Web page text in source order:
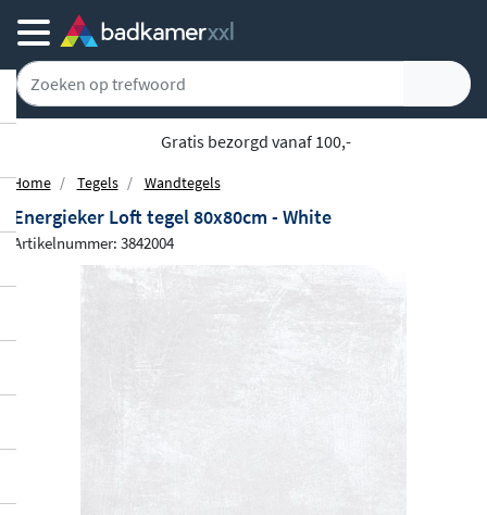
Achteraf of gespreid betalen
Home Tegels Wandtegels
Energieker Loft tegel 80x80cm - White
Artikelnummer: 3842004